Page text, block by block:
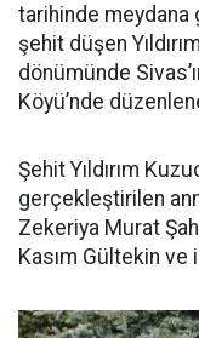
tarihinde meydana
şehit düşen
dönümünde
Köyü’nde
Şehit Yıldırım
gerçekleştirilen
Zekeriya Murat
Kasım Gültekin ve